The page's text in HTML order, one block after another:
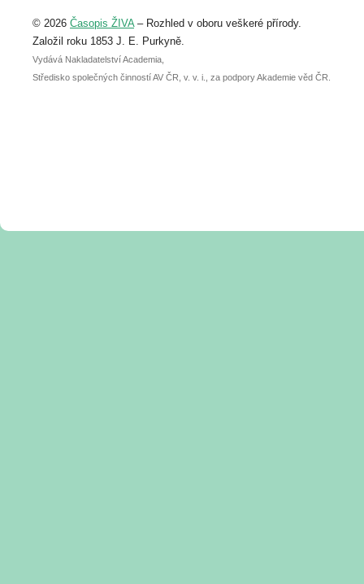
abstraktu přihlášené přednášky nebo
posteru je už 30. června.
© 2026 Časopis ŽIVA– Rozhled v oboru veškeré přírody.
Založil roku 1853 J. E. Purkyně.
Vydává Nakladatelství Academia,
Středisko společných činností AV ČR, v. v. i., za podpory Akademie věd ČR.